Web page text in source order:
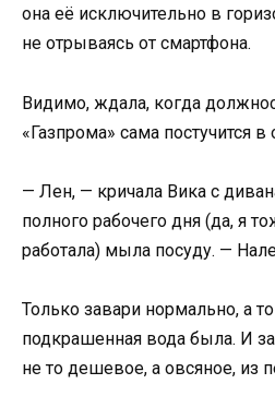
она её исключительно в
не отрываясь от смартфона.
Видимо, ждала, когда
«Газпрома» сама постучится
— Лен, — кричала Вика с
полного рабочего дня (да, я
работала) мыла посуду. —
Только завари нормально, а
подкрашенная вода была. И
не то дешевое, а овсяное, из